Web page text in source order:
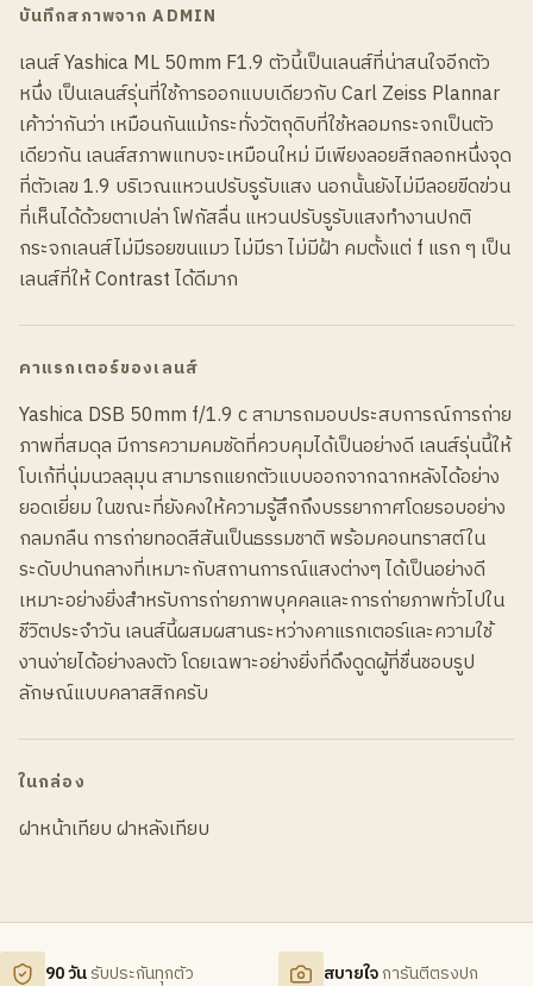
บันทึกสภาพจาก ADMIN
เลนส์ Yashica ML 50mm F1.9 ตัวนี้เป็นเลนส์ที่น่าสนใจอีกตัว
หนึ่ง เป็นเลนส์รุ่นที่ใช้การออกแบบเดียวกับ Carl Zeiss Plannar
เค้าว่ากันว่า เหมือนกันแม้กระทั่งวัตถุดิบที่ใช้หลอมกระจกเป็นตัว
เดียวกัน เลนส์สภาพแทบจะเหมือนใหม่ มีเพียงลอยสีถลอกหนึ่งจุด
ที่ตัวเลข 1.9 บริเวณแหวนปรับรูรับแสง นอกนั้นยังไม่มีลอยขีดข่วน
ที่เห็นได้ด้วยตาเปล่า โฟกัสลื่น แหวนปรับรูรับแสงทำงานปกติ
กระจกเลนส์ไม่มีรอยขนแมว ไม่มีรา ไม่มีฝ้า คมตั้งแต่ f แรก ๆ เป็น
เลนส์ที่ให้ Contrast ได้ดีมาก
คาแรกเตอร์ของเลนส์
Yashica DSB 50mm f/1.9 c สามารถมอบประสบการณ์การถ่าย
ภาพที่สมดุล มีการความคมชัดที่ควบคุมได้เป็นอย่างดี เลนส์รุ่นนี้ให้
โบเก้ที่นุ่มนวลลุมุน สามารถแยกตัวแบบออกจากฉากหลังได้อย่าง
ยอดเยี่ยม ในขณะที่ยังคงให้ความรู้สึกถึงบรรยากาศโดยรอบอย่าง
กลมกลืน การถ่ายทอดสีสันเป็นธรรมชาติ พร้อมคอนทราสต์ใน
ระดับปานกลางที่เหมาะกับสถานการณ์แสงต่างๆ ได้เป็นอย่างดี
เหมาะอย่างยิ่งสำหรับการถ่ายภาพบุคคลและการถ่ายภาพทั่วไปใน
ชีวิตประจำวัน เลนส์นี้ผสมผสานระหว่างคาแรกเตอร์และความใช้
งานง่ายได้อย่างลงตัว โดยเฉพาะอย่างยิ่งที่ดึงดูดผู้ที่ชื่นชอบรูป
ลักษณ์แบบคลาสสิกครับ
ในกล่อง
ฝาหน้าเทียบ ฝาหลังเทียบ
90 วันรับประกันทุกตัว สบายใจการันตีตรงปก